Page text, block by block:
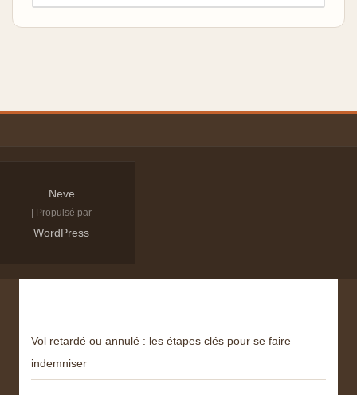
Neve
| Propulsé par
WordPress
Vol retardé ou annulé : les étapes clés pour se faire
indemniser